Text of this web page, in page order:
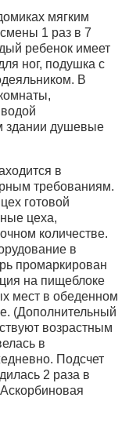
мягким
1 раз в 7
ребенок имеет
ног, подушка с
В
здании душевые
в
требованиям.
готовой
цеха,
количестве.
в
промаркирован
на пищеблоке
мест в обеденном
(Дополнительный
возрастным
в
Подсчет
2 раза в